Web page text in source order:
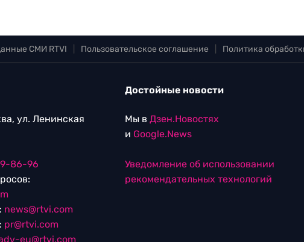
СМИ RTVI Пользовательское соглашение Политика
ул. Ленинская
86-96
news@rtvi.com
pr@rtvi.com
eu@rtvi.com
Достойные новости
Мы в Дзен.Новостях
и Google.News
Уведомление об использовании
рекомендательных технологий